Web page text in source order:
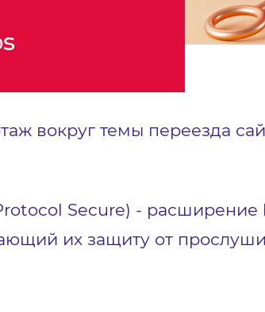
вокруг темы переезда
Protocol Secure) -
их защиту от